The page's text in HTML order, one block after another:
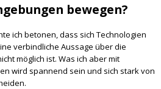
bewegen?
ich betonen, dass sich Technologien
verbindliche Aussage über die
möglich ist. Was ich aber mit
wird spannend sein und sich stark von